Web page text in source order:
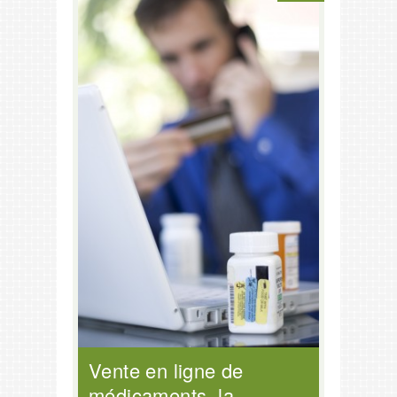
Vente en ligne de